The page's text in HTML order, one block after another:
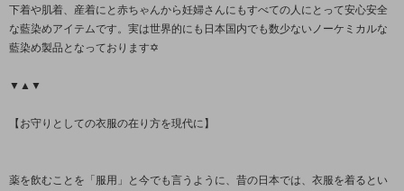
下着や肌着、産着にと赤ちゃんから妊婦さんにもすべての人にとって安心安全
な藍染めアイテムです。実は世界的にも日本国内でも数少ないノーケミカルな
藍染め製品となっております✡
▼▲▼
【お守りとしての衣服の在り方を現代に】
薬を飲むことを「服用」と今でも言うように、昔の日本では、衣服を着るとい